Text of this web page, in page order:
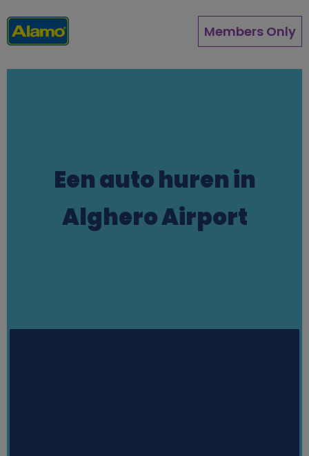
zum
Inhalt
Members Only
Een auto huren in
Alghero Airport